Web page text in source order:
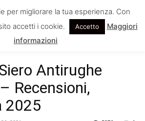
Antirughe
Recensioni,
2025
per migliorare la tua esperienza. Con
accetti i cookie.
Accetto
Maggiori
informazioni